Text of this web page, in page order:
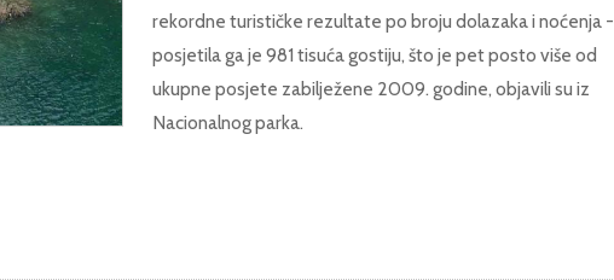
rekordne turističke rezultate po broju dolazaka i noćenja -
posjetila ga je 981 tisuća gostiju, što je pet posto više od
ukupne posjete zabilježene 2009. godine, objavili su iz
Nacionalnog parka.